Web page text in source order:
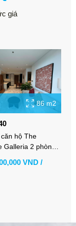
giá
86 m2
hộ The
Galleria 2 phòng
VND /